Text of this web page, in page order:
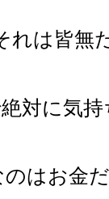
れは皆無
対に気
はお金